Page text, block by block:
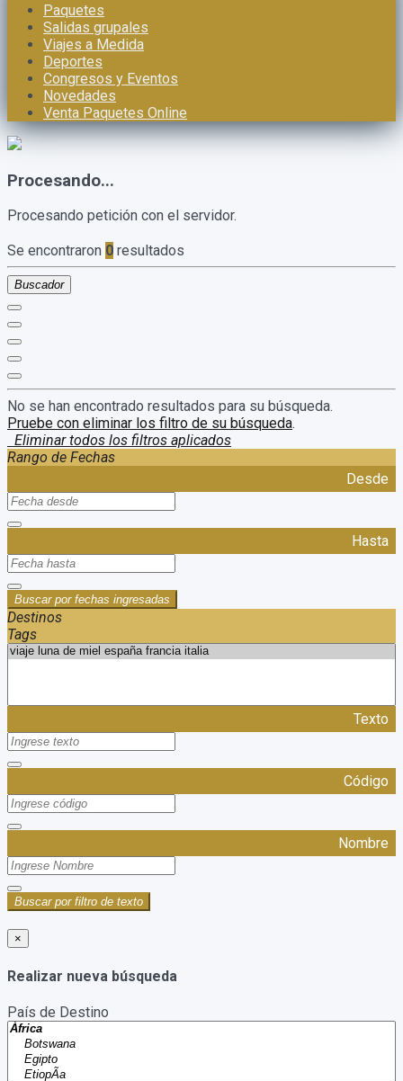
Paquetes
Salidas grupales
Viajes a Medida
Deportes
Congresos y Eventos
Novedades
Venta Paquetes Online
Procesando...
Procesando petición con el servidor.
Se encontraron 0 resultados
Buscador
No se han encontrado resultados para su búsqueda.
Pruebe con eliminar los filtro de su búsqueda.
Eliminar todos los filtros aplicados
Rango de Fechas
Desde
Hasta
Buscar por fechas ingresadas
Destinos
Tags
Texto
Código
Nombre
Buscar por filtro de texto
×
Realizar nueva búsqueda
País de Destino